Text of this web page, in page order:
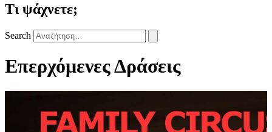
Τι ψάχνετε;
Search
Επερχόμενες Δράσεις